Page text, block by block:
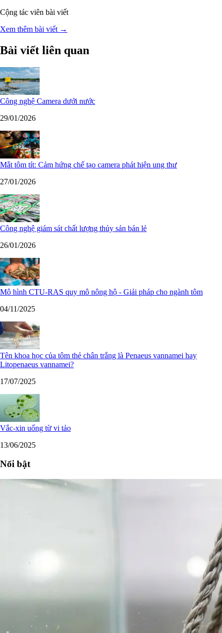
Cộng tác viên bài viết
Xem thêm bài viết →
Bài viết liên quan
Công nghệ Camera dưới nước
29/01/2026
Mắt tôm tít: Cảm hứng chế tạo camera phát hiện ung thư
27/01/2026
Công nghệ giám sát chất lượng thủy sản bán lẻ
26/01/2026
Mô hình CTU-RAS quy mô nông hộ - Giải pháp cho ngành tôm
04/11/2025
Tên khoa học của tôm thẻ chân trắng là Penaeus vannamei hay
Litopenaeus vannamei?
17/07/2025
Vắc-xin uống từ vi tảo
13/06/2025
Nổi bật